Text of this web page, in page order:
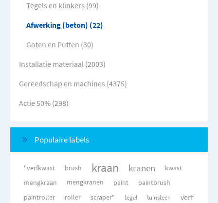
Tegels en klinkers (99)
Afwerking (beton) (22)
Goten en Putten (30)
Installatie materiaal (2003)
Gereedschap en machines (4375)
Actie 50% (298)
Populaire labels
"verfkwast brush kraan kranen
kwast
mengkraan
mengkranen paint
paintbrush
paintroller
roller scraper" tegel tuinsteen verf